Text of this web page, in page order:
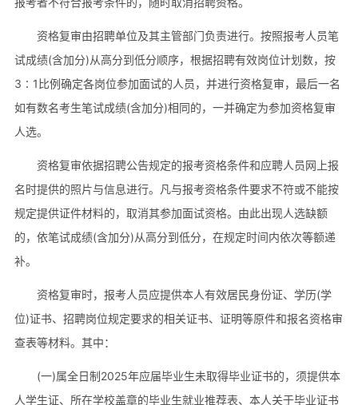
资格复审由招聘单位及其主管部门负责进行。按照报考人员笔
试成绩(含加分)从高分到低分顺序，根据招聘有效岗位计划数，按
3∶1比例确定各岗位参加面试的人员，并进行资格复审，最后一名
如有数名考生笔试成绩(含加分)相同的，一并确定为参加资格复审
人选。
资格复审依据招聘公告规定的报考资格条件和应聘人员网上报
名时提供的照片与信息进行。凡与报考资格条件要求不符或不能按
规定提供证件材料的，取消其参加面试资格。由此出现人选缺额
的，依笔试成绩(含加分)从高分到低分，在规定时间内依次等额递
补。
资格复审时，报考人员应提供本人有效居民身份证、学历(学
位)证书、招聘岗位规定要求的相关证书、证明等原件和报名资格审
查表等材料。其中：
(一)属全日制2025年应届毕业生未取得毕业证书的，须提供本
人学生证、所在学校盖章的毕业生就业推荐表、本人关于毕业证书